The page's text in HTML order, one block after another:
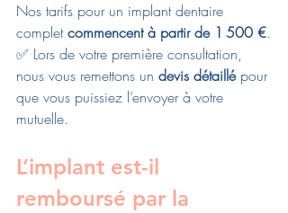
Nos tarifs pour un implant dentaire
complet commencent à partir de 1 500 €.
✅ Lors de votre première consultation,
nous vous remettons un devis détaillé pour
que vous puissiez l’envoyer à votre
mutuelle.
L’implant est-il
remboursé par la